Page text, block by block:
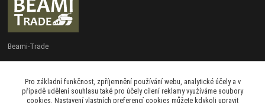
Beami-Trade
+420 775 427 778
Po - Pá 9:00 - 16:00
Pro základní funkčnost, zpříjemnění používání webu, analytické účely a v
případě udělení souhlasu také pro účely cílení reklamy využíváme soubory
cookies. Nastavení vlastních preferencí cookies můžete kdykoli upravit